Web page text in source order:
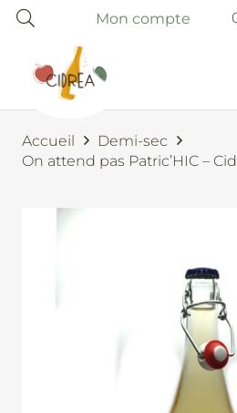
Mon compte
Accueil
Demi-sec
On attend pas Patric’HIC –